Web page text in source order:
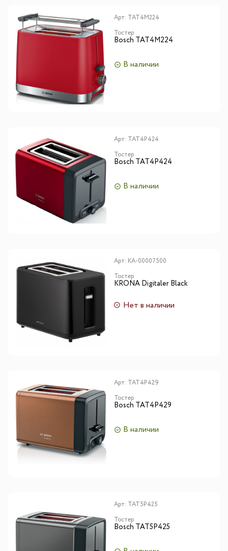
Арт: TAT4M224
Тостер
Bosch TAT4M224
В наличии
Арт: TAT4P424
Тостер
Bosch TAT4P424
В наличии
Арт: КА-00007500
Тостер
KRONA Digitaler Black
Нет в наличии
Арт: TAT4P429
Тостер
Bosch TAT4P429
В наличии
Арт: TAT5P425
Тостер
Bosch TAT5P425